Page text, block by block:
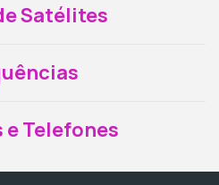
Satélites
e Telefones